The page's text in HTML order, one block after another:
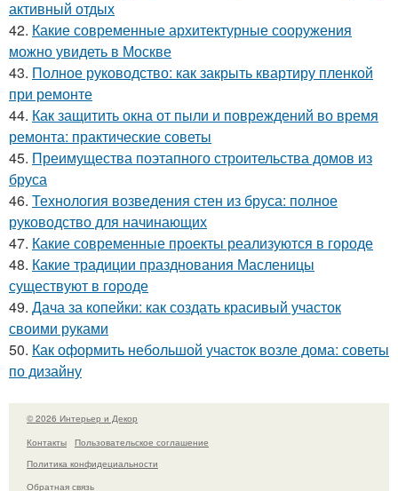
активный отдых
42. Какие современные архитектурные сооружения
можно увидеть в Москве
43. Полное руководство: как закрыть квартиру пленкой
при ремонте
44. Как защитить окна от пыли и повреждений во время
ремонта: практические советы
45. Преимущества поэтапного строительства домов из
бруса
46. Технология возведения стен из бруса: полное
руководство для начинающих
47. Какие современные проекты реализуются в городе
48. Какие традиции празднования Масленицы
существуют в городе
49. Дача за копейки: как создать красивый участок
своими руками
50. Как оформить небольшой участок возле дома: советы
по дизайну
© 2026 Интерьер и Декор
Контакты
Пользовательское соглашение
Политика конфидециальности
Обратная связь